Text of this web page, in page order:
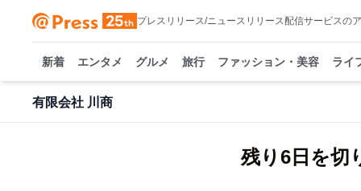
プレスリリース/ニュースリリース配信サービスの
新着 エンタメ グルメ 旅行 ファッション・美容 ライ
有限会社 川商
残り6日を切